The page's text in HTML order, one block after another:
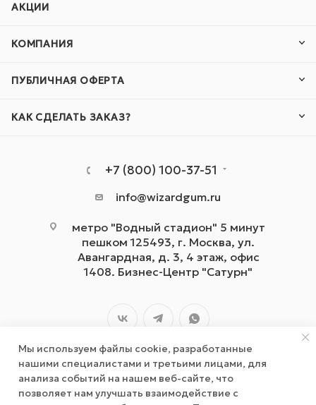
АКЦИИ
КОМПАНИЯ
ПУБЛИЧНАЯ ОФЕРТА
КАК СДЕЛАТЬ ЗАКАЗ?
+7 (800) 100-37-51
info@wizardgum.ru
метро "Водный стадион" 5 минут
пешком 125493, г. Москва, ул.
Авангардная, д. 3, 4 этаж, офис
1408. Бизнес-Центр "Сатурн"
2026 © wizardgum.ru, 2021
Мы используем файлы cookie, разработанные
нашими специалистами и третьими лицами, для
анализа событий на нашем веб-сайте, что
позволяет нам улучшать взаимодействие с